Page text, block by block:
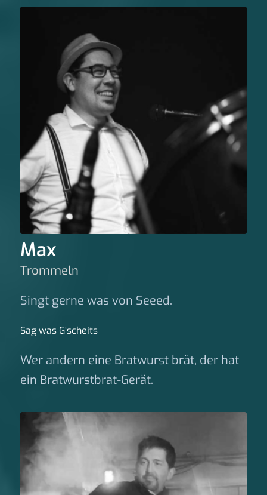
Max
Trommeln
Singt gerne was von Seeed.
Sag was G‘scheits
Wer andern eine Bratwurst brät, der hat
ein Bratwurstbrat-Gerät.